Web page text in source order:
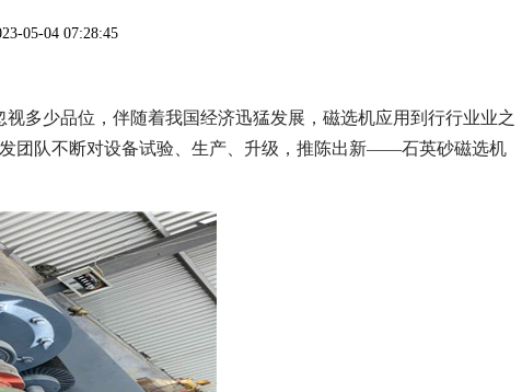
05-04 07:28:45
视多少品位，伴随着我国经济迅猛发展，磁选机应用到行行业业之
团队不断对设备试验、生产、升级，推陈出新——石英砂磁选机